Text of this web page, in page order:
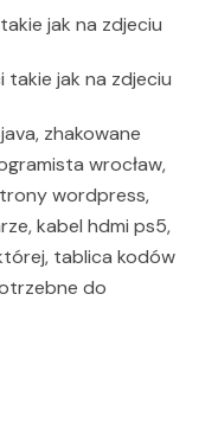
jak na zdjeciu
takie jak na zdjeciu
zhakowane
wrocław,
wordpress,
kabel hdmi ps5,
tablica kodów
do